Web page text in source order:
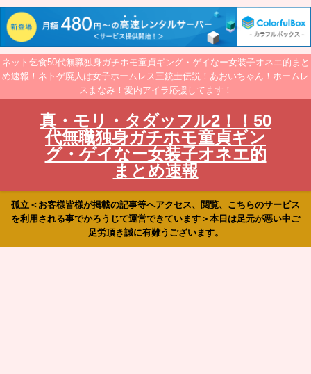
ネット乞食50代無職独身ガチホモ童貞ギング・ゲイなー女装子オネエ的まと
め速報！ネトゲ廃人は女子ホームレス三銃士伝説！あおいちゃん！ホームレ
スまなみ！愛内アイラ応援してます！
真・モリ・タダッフル2！！50
代無職独身ガチホモ童貞ギン
グ・ゲイなー女装子オネエ的
まとめ速報
孤立＜お客様皆様が掲載の記事等へアクセス、閲覧、こちらのサービス
を利用される事でかろうじて運営できています＞本日は足元が悪い中ご
足労頂き誠に有難うございます。